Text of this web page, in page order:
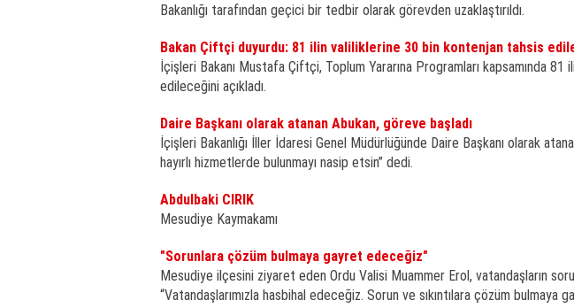
Bakanlığı tarafından geçici bir tedbir olarak görevden uzaklaştırıldı.
Bakan Çiftçi duyurdu: 81 ilin valiliklerine 30 bin kontenjan tahsis
İçişleri Bakanı Mustafa Çiftçi, Toplum Yararına Programları kapsamında
edileceğini açıkladı.
Daire Başkanı olarak atanan Abukan, göreve başladı
İçişleri Bakanlığı İller İdaresi Genel Müdürlüğünde Daire Başkanı olarak
hayırlı hizmetlerde bulunmayı nasip etsin” dedi.
Abdulbaki CIRIK
Mesudiye Kaymakamı
"Sorunlara çözüm bulmaya gayret edeceğiz"
Mesudiye ilçesini ziyaret eden Ordu Valisi Muammer Erol, vatandaşların
“Vatandaşlarımızla hasbihal edeceğiz. Sorun ve sıkıntılara çözüm bulmaya